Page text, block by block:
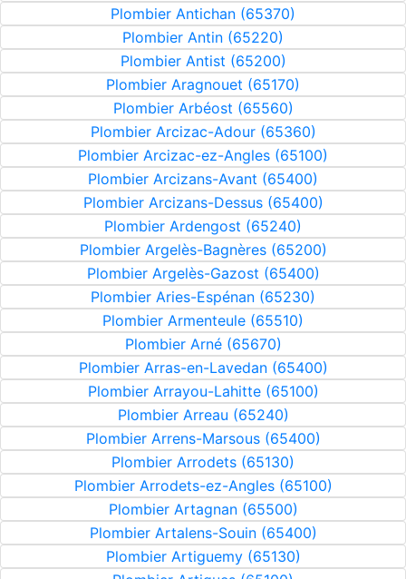
Plombier Antichan (65370)
Plombier Antin (65220)
Plombier Antist (65200)
Plombier Aragnouet (65170)
Plombier Arbéost (65560)
Plombier Arcizac-Adour (65360)
Plombier Arcizac-ez-Angles (65100)
Plombier Arcizans-Avant (65400)
Plombier Arcizans-Dessus (65400)
Plombier Ardengost (65240)
Plombier Argelès-Bagnères (65200)
Plombier Argelès-Gazost (65400)
Plombier Aries-Espénan (65230)
Plombier Armenteule (65510)
Plombier Arné (65670)
Plombier Arras-en-Lavedan (65400)
Plombier Arrayou-Lahitte (65100)
Plombier Arreau (65240)
Plombier Arrens-Marsous (65400)
Plombier Arrodets (65130)
Plombier Arrodets-ez-Angles (65100)
Plombier Artagnan (65500)
Plombier Artalens-Souin (65400)
Plombier Artiguemy (65130)